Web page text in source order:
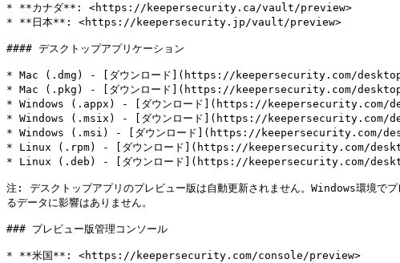
* **カナダ**: <https://keepersecurity.ca/vault/preview>
* **日本**: <https://keepersecurity.jp/vault/preview>
#### デスクトップアプリケーション
* Mac (.dmg) - [ダウンロード](https://keepersecurity.com/
* Mac (.pkg) - [ダウンロード](https://keepersecurity.com/
* Windows (.appx) - [ダウンロード](https://keepersecurity.com/
* Windows (.msix) - [ダウンロード](https://keepersecurity.com/
* Windows (.msi) - [ダウンロード](https://keepersecurity.com/
* Linux (.rpm) - [ダウンロード](https://keepersecurity.com/
* Linux (.deb) - [ダウンロード](https://keepersecurity.com/
注: デスクトップアプリのプレビュー版は自動更新されません。Windows環境で
るデータに影響はありません。
### プレビュー版管理コンソール
* **米国**: <https://keepersecurity.com/console/preview>